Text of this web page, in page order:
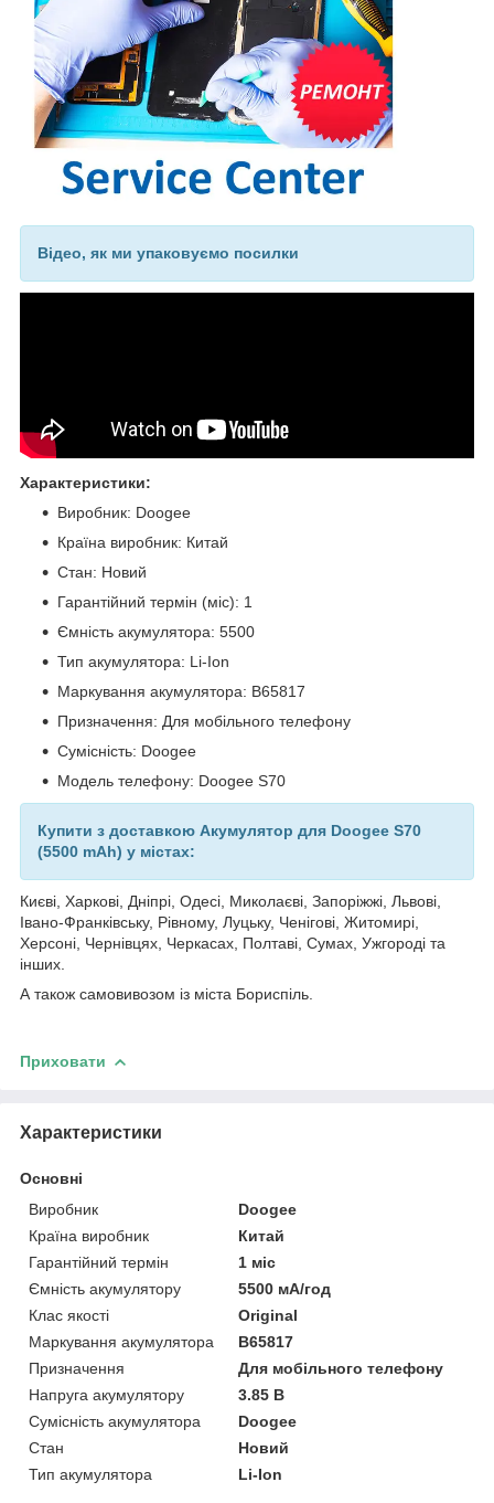
Відео, як ми упаковуємо посилки
Характеристики:
Виробник: Doogee
Країна виробник: Китай
Стан: Новий
Гарантійний термін (міс): 1
Ємність акумулятора: 5500
Тип акумулятора: Li-Ion
Маркування акумулятора: B65817
Призначення: Для мобільного телефону
Сумісність: Doogee
Модель телефону: Doogee S70
Купити з доставкою Акумулятор для Doogee S70
(5500 mAh) у містах:
Києві, Харкові, Дніпрі, Одесі, Миколаєві, Запоріжжі, Львові,
Івано-Франківську, Рівному, Луцьку, Ченігові, Житомирі,
Херсоні, Чернівцях, Черкасах, Полтаві, Сумах, Ужгороді та
інших.
А також самовивозом із міста Бориспіль.
Приховати
Характеристики
Основні
Виробник
Doogee
Країна виробник
Китай
Гарантійний термін
1 міс
Ємність акумулятору
5500 мА/год
Клас якості
Original
Маркування акумулятора
B65817
Призначення
Для мобільного телефону
Напруга акумулятору
3.85 В
Сумісність акумулятора
Doogee
Стан
Новий
Тип акумулятора
Li-Ion